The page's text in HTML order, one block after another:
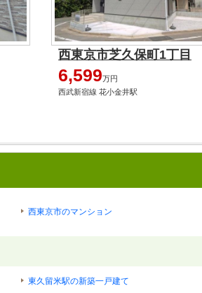
西東京市芝久保町1丁目
6,599万円
西武新宿線 花小金井駅
西東京市のマンション
東久留米駅の新築一戸建て